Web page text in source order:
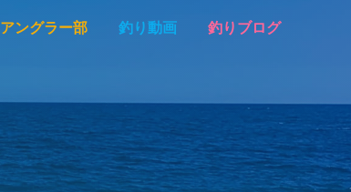
アングラー部 釣り動画 釣りブログ